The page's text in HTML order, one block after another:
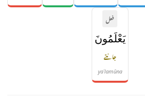
فعل
يَعْلَمُونَ
جانتے
yaʿlamūna